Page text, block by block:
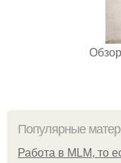
Популярные
Работа в MLM, то